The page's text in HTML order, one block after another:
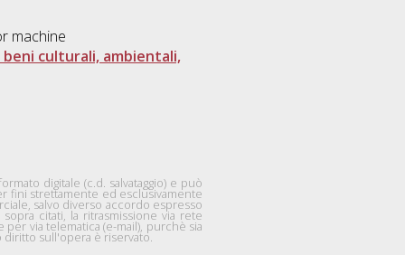
machine
beni culturali, ambientali,
digitale (c.d. salvataggio) e può
fini strettamente ed esclusivamente
salvo diverso accordo espresso
citati, la ritrasmissione via rete
via telematica (e-mail), purchè sia
diritto sull'opera è riservato.